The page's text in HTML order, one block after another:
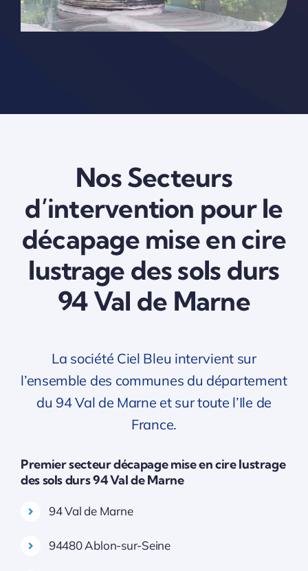
Nos Secteurs
d’intervention pour le
décapage mise en cire
lustrage des sols durs
94 Val de Marne
La société Ciel Bleu intervient sur
l’ensemble des communes du département
du 94 Val de Marne et sur toute l’Ile de
France.
Premier secteur décapage mise en cire lustrage
des sols durs 94 Val de Marne
94 Val de Marne
94480 Ablon-sur-Seine